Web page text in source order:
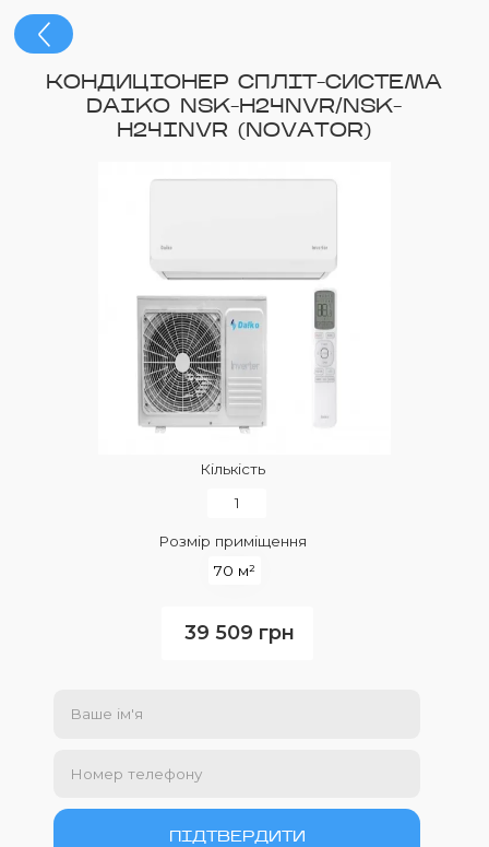
КОНДИЦІОНЕР СПЛІТ-СИСТЕМА
DAIKO NSK-H24NVR/NSK-
H24INVR (NOVATOR)
Кількість
Розмір приміщення
70 м²
39 509 грн